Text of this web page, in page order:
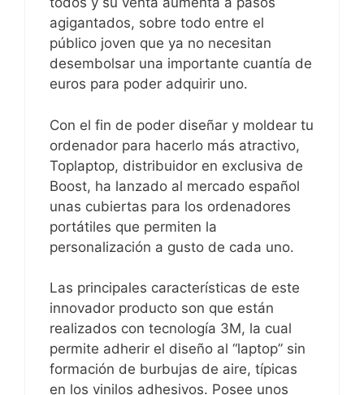
agigantados, sobre todo entre el
público joven que ya no necesitan
desembolsar una importante cuantía de
euros para poder adquirir uno.
Con el fin de poder diseñar y moldear tu
ordenador para hacerlo más atractivo,
Toplaptop, distribuidor en exclusiva de
Boost, ha lanzado al mercado español
unas cubiertas para los ordenadores
portátiles que permiten la
personalización a gusto de cada uno.
Las principales características de este
innovador producto son que están
realizados con tecnología 3M, la cual
permite adherir el diseño al “laptop” sin
formación de burbujas de aire, típicas
en los vinilos adhesivos. Posee unos